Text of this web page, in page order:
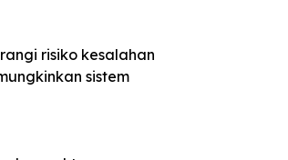
risiko kesalahan
sistem